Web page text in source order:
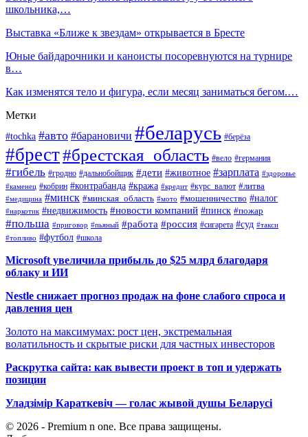
школьника,…
Выставка «Ближе к звездам» открывается в Бресте
Юные байдарочники и каноисты посоревнуются на турнире
в…
Как изменятся тело и фигура, если месяц заниматься бегом.…
Метки
#tochka #авто #барановичи #беларусь #берёза
#брест#брестская_область #вело #германия
#гибель #гродно #дальнобойщик #дети #животное #зарплата #здоровье
#каменец #кобрин #контрабанда #кража #кредит #курс_валют #литва
#медицина #минск #минская_область #мото #мошенничество #налог
#наркотик #недвижимость #новости компаний #пинск #пожар
#польша #приговор #пьяный #работа #россия #сигарета #суд #такси
#топливо #футбол #школа
Microsoft увеличила прибыль до $25 млрд благодаря
облаку и ИИ
Nestle снижает прогноз продаж на фоне слабого спроса и
давления цен
Золото на максимумах: рост цен, экстремальная
волатильность и скрытые риски для частных инвесторов
Раскрутка сайта: как вывести проект в топ и удержать
позиции
Уладзімір Караткевіч — голас жывой душы Беларусі
© 2026 - Premium n one. Все права защищены.